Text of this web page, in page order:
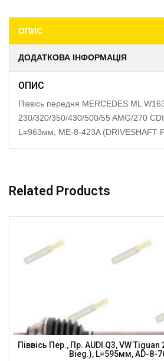
ОПИС
ДОДАТКОВА ІНФОРМАЦІЯ
ОПИС
Піввісь передня MERCEDES ML
230/320/350/430/500/55 AMG/270
L=963мм, ME-8-423A (DRIVESHAFT
Related Products
Піввісь Пер., Пр. AUDI Q3, VW
Bieg.), L=595мм, AD-8-